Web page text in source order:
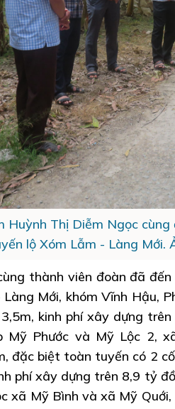
Huỳnh Thị Diễm Ngọc
lộ Xóm Lẫm - Làng Mới.
thành viên đoàn đã
Mới, khóm Vĩnh Hậu,
kinh phí xây dựng
Mỹ Phước và Mỹ Lộc 2,
đặc biệt toàn tuyến có 2
phí xây dựng trên 8,9 tỷ
xã Mỹ Bình và xã Mỹ